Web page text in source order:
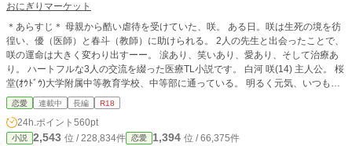
おにぎりマーケット
＊あらすじ＊ 母親から酷い虐待を受けていた、咲。 ある日。咲は生死の境を彷
徨い、優（医師）と春斗（教師）に助けられる。 2人の先生と出会ったことで、
咲の運命は大きく変わり出すーー。 涙あり、笑いあり、愛あり、そして治療あ
り。 ハートフルな3人の交流を綴った医療TL小説です。 白河 咲(14) 主人公。 桜
堂(ｵｳﾄﾞｳ)大学附属中等教育学校、中等部に通っている。 明るく元気、いつも笑
顔を絶やさない。 咲が生まれる前に両親が離婚。離婚した直後に生まれたた
め、父親をほとんど知らずに育った。 澤北 優(35) 桜堂大学病院の小児科医。 大
学附属の学校の、健康診断に借り出されることも多い。 自分にも他人にも厳し
く、人一倍の努力家。 忙しくするあまり無精なところがあるが、よく見るとイ
恋愛 連載中 長編 R18
24h.ポイント 560pt
小説 2,543 位 / 228,834件 恋愛 1,394 位 / 66,375件